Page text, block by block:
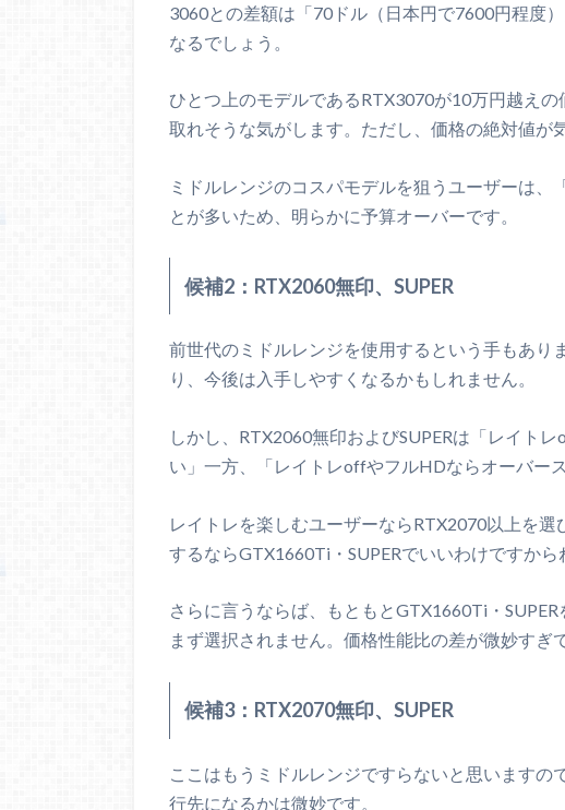
3060との差額は「70ドル（日本円で7600円程度
なるでしょう。
ひとつ上のモデルであるRTX3070が10万円越え
取れそうな気がします。ただし、価格の絶対値が
ミドルレンジのコスパモデルを狙うユーザーは、
とが多いため、明らかに予算オーバーです。
候補2：RTX2060無印、SUPER
前世代のミドルレンジを使用するという手もあり
り、今後は入手しやすくなるかもしれません。
しかし、RTX2060無印およびSUPERは「レイト
い」一方、「レイトレoffやフルHDならオーバー
レイトレを楽しむユーザーならRTX2070以上を
するならGTX1660Ti・SUPERでいいわけですから
さらに言うならば、もともとGTX1660Ti・
まず選択されません。価格性能比の差が微妙すぎ
候補3：RTX2070無印、SUPER
ここはもうミドルレンジですらないと思いますの
行先になるかは微妙です。